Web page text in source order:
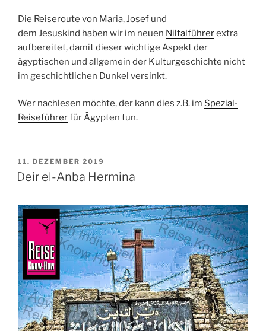
Die Reiseroute von Maria,Josef und
dem Jesuskind haben wir im neuen Niltalführerextra
aufbereitet, damit dieser wichtige Aspekt der
ägyptischen und allgemein der Kulturgeschichte nicht
im geschichtlichen Dunkel versinkt.
Wer nachlesen möchte, der kann dies z.B. im Spezial-
Reiseführerfür Ägypten tun.
VERÖFFENTLICHT
AM
11. DEZEMBER 2019
Deir el-Anba Hermina